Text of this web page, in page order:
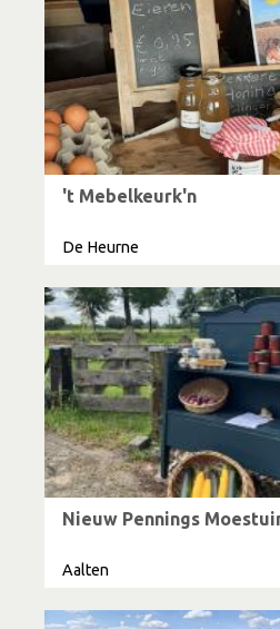
't Mebelkeurk'n
De Heurne
Nieuw Pennings
Aalten